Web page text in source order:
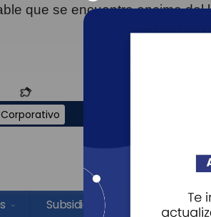
que se encuentra encima del
Corporativo
Subsidios Recreación